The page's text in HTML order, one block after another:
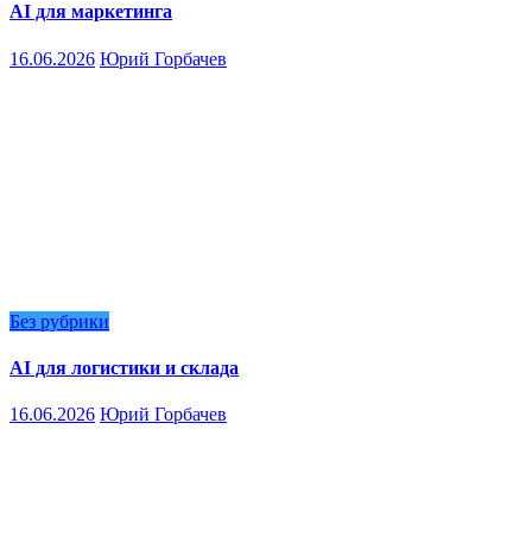
AI для маркетинга
16.06.2026 Юрий Горбачев
Без рубрики
AI для логистики и склада
16.06.2026 Юрий Горбачев